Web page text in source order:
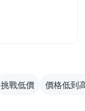
挑戰低價 價格低到